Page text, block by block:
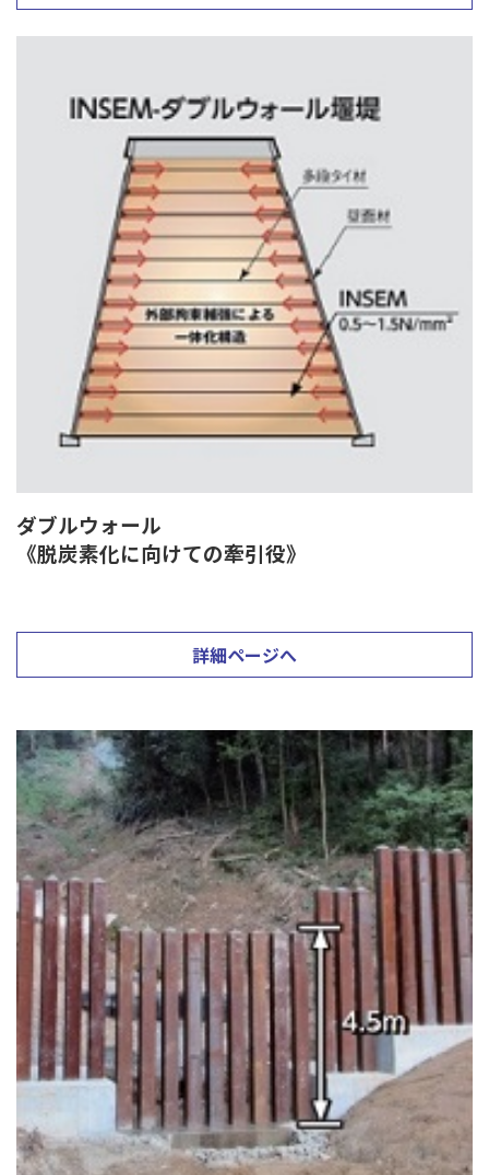
ダブルウォール
《脱炭素化に向けての牽引役》
詳細ページへ